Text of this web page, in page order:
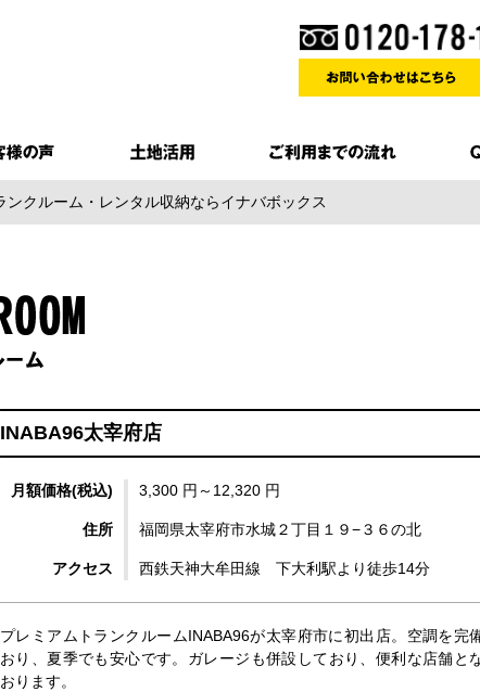
ンクルーム・レンタル収納ならイナバボックス
INABA96太宰府店
月額価格(税込) 3,300 円～12,320 円
住所 福岡県太宰府市水城２丁目１９−３６の北
アクセス 西鉄天神大牟田線 下大利駅より徒歩14分
プレミアムトランクルームINABA96が太宰府市に初出店。空調を完
おり、夏季でも安心です。ガレージも併設しており、便利な店舗と
おります。